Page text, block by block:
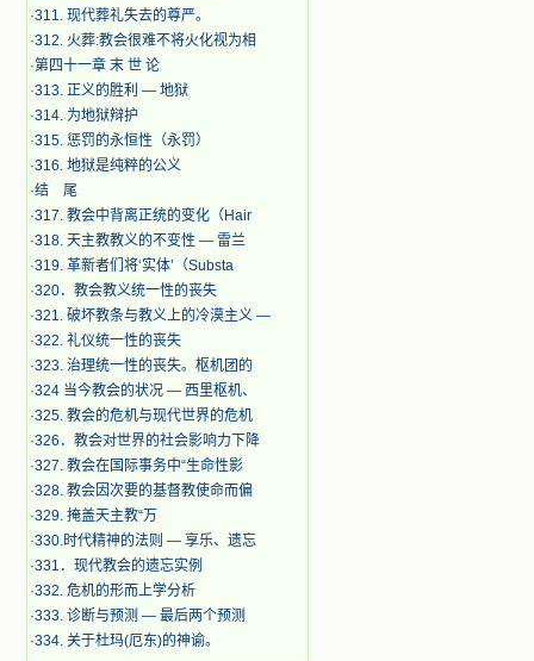
·311. 现代葬礼失去的尊严。
·312. 火葬:教会很难不将火化视为相
·第四十一章 末 世 论
·313. 正义的胜利 — 地狱
·314. 为地狱辩护
·315. 惩罚的永恒性（永罚）
·316. 地狱是纯粹的公义
·结 尾
·317. 教会中背离正统的变化（Hair
·318. 天主教教义的不变性 — 雷兰
·319. 革新者们将‘实体’（Substa
·320．教会教义统一性的丧失
·321. 破坏教条与教义上的冷漠主义 —
·322. 礼仪统一性的丧失
·323. 治理统一性的丧失。枢机团的
·324 当今教会的状况 — 西里枢机、
·325. 教会的危机与现代世界的危机
·326．教会对世界的社会影响力下降
·327. 教会在国际事务中“生命性影
·328. 教会因次要的基督教使命而偏
·329. 掩盖天主教“万
·330.时代精神的法则 — 享乐、遗忘
·331．现代教会的遗忘实例
·332. 危机的形而上学分析
·333. 诊断与预测 — 最后两个预测
·334. 关于杜玛(厄东)的神谕。